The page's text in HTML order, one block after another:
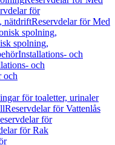
för
nätdriftReservdelar för Med
spolning,
spolning,
Installations- och
och
och
för toaletter, urinaler
Reservdelar för Vattenlås
för
för Rak